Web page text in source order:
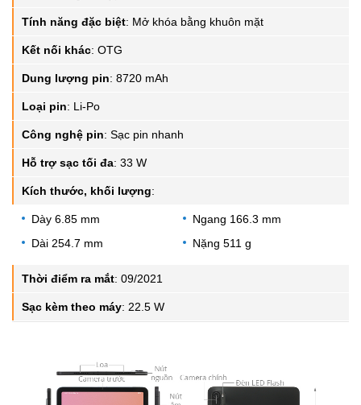
Tính năng đặc biệt: Mở khóa bằng khuôn mặt
Kết nối khác: OTG
Dung lượng pin: 8720 mAh
Loại pin: Li-Po
Công nghệ pin: Sạc pin nhanh
Hỗ trợ sạc tối đa: 33 W
Kích thước, khối lượng:
Dày 6.85 mm
Ngang 166.3 mm
Dài 254.7 mm
Nặng 511 g
Thời điểm ra mắt: 09/2021
Sạc kèm theo máy: 22.5 W